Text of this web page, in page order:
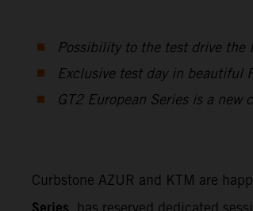
Possibility to the test drive the
Exclusive test day in beautiful
GT2 European Series is a
Curbstone AZUR and KTM are
, has reserved dedicated